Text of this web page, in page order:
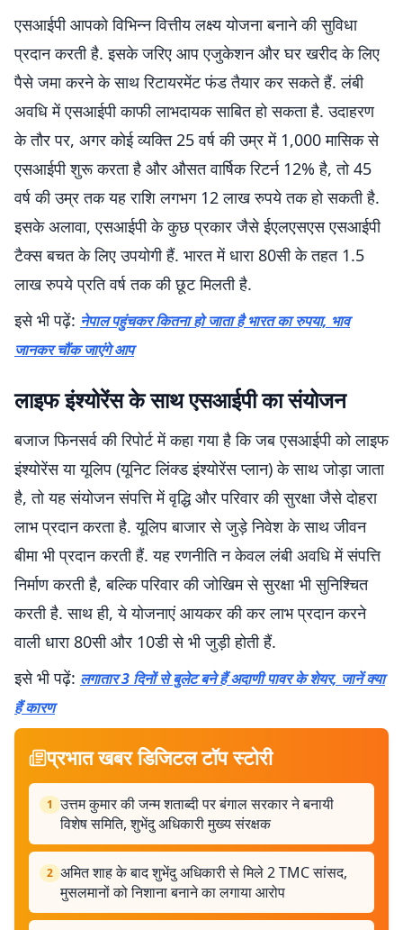
एसआईपी आपको विभिन्न वित्तीय लक्ष्य योजना बनाने की सुविधा
प्रदान करती है. इसके जरिए आप एजुकेशन और घर खरीद के लिए
पैसे जमा करने के साथ रिटायरमेंट फंड तैयार कर सकते हैं. लंबी
अवधि में एसआईपी काफी लाभदायक साबित हो सकता है. उदाहरण
के तौर पर, अगर कोई व्यक्ति 25 वर्ष की उम्र में 1,000 मासिक से
एसआईपी शुरू करता है और औसत वार्षिक रिटर्न 12% है, तो 45
वर्ष की उम्र तक यह राशि लगभग 12 लाख रुपये तक हो सकती है.
इसके अलावा, एसआईपी के कुछ प्रकार जैसे ईएलएसएस एसआईपी
टैक्स बचत के लिए उपयोगी हैं. भारत में धारा 80सी के तहत 1.5
लाख रुपये प्रति वर्ष तक की छूट मिलती है.
इसे भी पढ़ें: नेपाल पहुंचकर कितना हो जाता है भारत का रुपया, भाव
जानकर चौंक जाएंगे आप
लाइफ इंश्योरेंस के साथ एसआईपी का संयोजन
बजाज फिनसर्व की रिपोर्ट में कहा गया है कि जब एसआईपी को लाइफ
इंश्योरेंस या यूलिप (यूनिट लिंक्ड इंश्योरेंस प्लान) के साथ जोड़ा जाता
है, तो यह संयोजन संपत्ति में वृद्धि और परिवार की सुरक्षा जैसे दोहरा
लाभ प्रदान करता है. यूलिप बाजार से जुड़े निवेश के साथ जीवन
बीमा भी प्रदान करती हैं. यह रणनीति न केवल लंबी अवधि में संपत्ति
निर्माण करती है, बल्कि परिवार की जोखिम से सुरक्षा भी सुनिश्चित
करती है. साथ ही, ये योजनाएं आयकर की कर लाभ प्रदान करने
वाली धारा 80सी और 10डी से भी जुड़ी होती हैं.
इसे भी पढ़ें: लगातार 3 दिनों से बुलेट बने हैं अदाणी पावर के शेयर, जानें क्या
हैं कारण
प्रभात खबर डिजिटल टॉप स्टोरी
1 उत्तम कुमार की जन्म शताब्दी पर बंगाल सरकार ने बनायी
विशेष समिति, शुभेंदु अधिकारी मुख्य संरक्षक
2 अमित शाह के बाद शुभेंदु अधिकारी से मिले 2 TMC सांसद,
मुसलमानों को निशाना बनाने का लगाया आरोप